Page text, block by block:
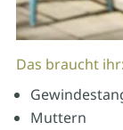
Das braucht ihr:
Muttern